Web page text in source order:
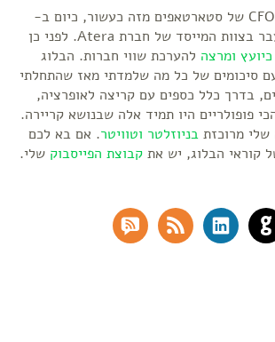
שמי ערן בן חורין, CFO של סטארטאפים מזה כעשור, כיום ב-
proteanTecs ובעבר בצוות המייסד של חברת Atera. לפני כן
כיועץ ומרצה להערכת שווי חברות. הבלוג
סיכומים של כל מה שלמדתי מאז שהתחלתי
בדרך כלל כספים עם קריצה לאופרציה,
פופולריים היו תמיד אלה שבנושא קריירה.
שלי מרוכזת בניוזלטר וטוויטר. אם בא לכם
קוראי הבלוג, יש את קבוצת הפייסבוק שלי.
GitHub
LinkedIn
RSS Feed